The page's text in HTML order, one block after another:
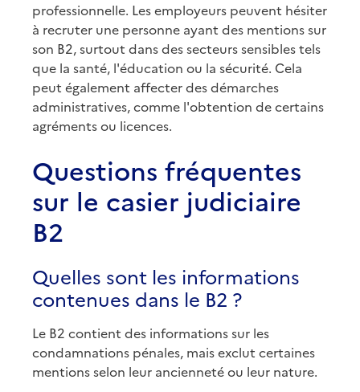
professionnelle. Les employeurs peuvent hésiter
à recruter une personne ayant des mentions sur
son B2, surtout dans des secteurs sensibles tels
que la santé, l'éducation ou la sécurité. Cela
peut également affecter des démarches
administratives, comme l'obtention de certains
agréments ou licences.
Questions fréquentes
sur le casier judiciaire
B2
Quelles sont les informations
contenues dans le B2 ?
Le B2 contient des informations sur les
condamnations pénales, mais exclut certaines
mentions selon leur ancienneté ou leur nature.